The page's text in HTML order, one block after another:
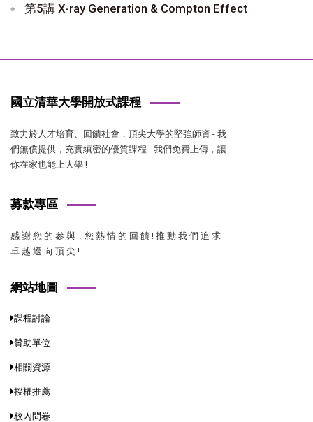
第5講 X-ray Generation & Compton Effect
國立清華大學開放式課程
致力於人才培育、回饋社會，頂尖大學的堅強師資 - 我
們無償提供，充實縝密的優質課程 - 我們免費上傳，讓
你在家也能上大學 !
募款專區
感 謝 您 的 參 與，您 熱 情 的 回 饋 ! 推 動 我 們 追 求
卓 越 邁 向 頂 尖 !
網站地圖
課程討論
贊助單位
相關資源
授權推薦
校內問卷